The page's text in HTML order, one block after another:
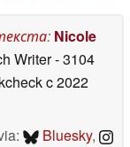
: Nicole
Writer- 3104
c 2022
Bluesky,